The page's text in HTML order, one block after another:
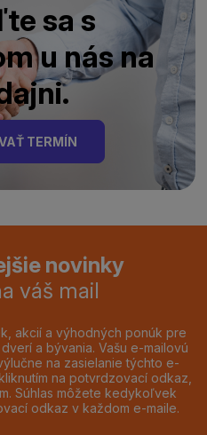
sa s
u nás na
TERMÍN
novinky
váš mail
akcií a výhodných ponúk pre
a bývania. Vašu e-mailovú
na zasielanie týchto e-
na potvrdzovací odkaz,
Súhlas môžete kedykoľvek
odkaz v každom e-maile.